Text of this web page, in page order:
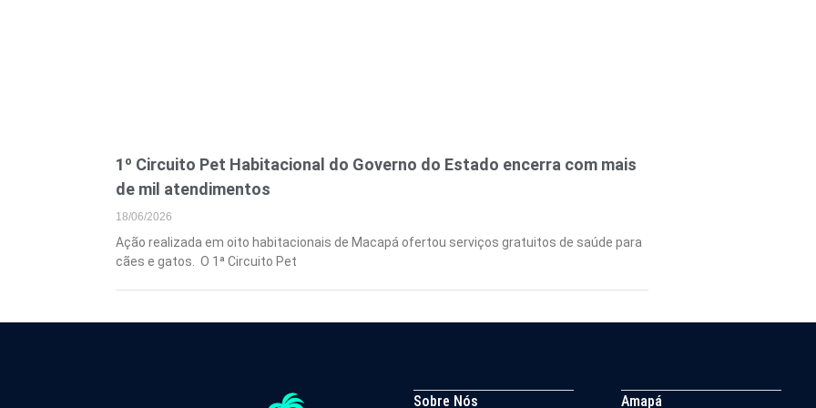
1º Circuito Pet Habitacional do Governo do Estado encerra com mais
de mil atendimentos
18/06/2026
Ação realizada em oito habitacionais de Macapá ofertou serviços gratuitos de saúde para
cães e gatos. O 1ª Circuito Pet
Sobre Nós Amapá